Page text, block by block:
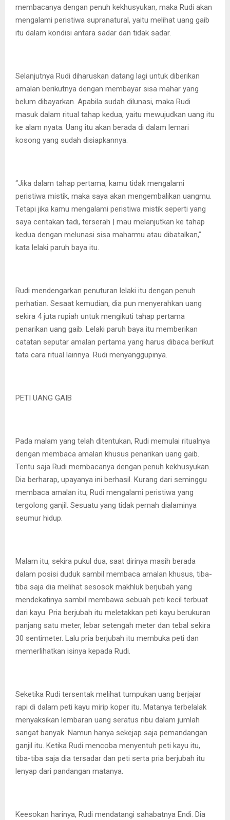
membacanya dengan penuh kekhusyukan, maka Rudi akan
mengalami peristiwa supranatural, yaitu melihat uang gaib
itu dalam kondisi antara sadar dan tidak sadar.
Selanjutnya Rudi diharuskan datang lagi untuk diberikan
amalan berikutnya dengan membayar sisa mahar yang
belum dibayarkan. Apabila sudah dilunasi, maka Rudi
masuk dalam ritual tahap kedua, yaitu mewujudkan uang itu
ke alam nyata. Uang itu akan berada di dalam lemari
kosong yang sudah disiapkannya.
“Jika dalam tahap pertama, kamu tidak mengalami
peristiwa mistik, maka saya akan mengembalikan uangmu.
Tetapi jika kamu mengalami peristiwa mistik seperti yang
saya ceritakan tadi, terserah | mau melanjutkan ke tahap
kedua dengan melunasi sisa maharmu atau dibatalkan,”
kata lelaki paruh baya itu.
Rudi mendengarkan penuturan lelaki itu dengan penuh
perhatian. Sesaat kemudian, dia pun menyerahkan uang
sekira 4 juta rupiah untuk mengikuti tahap pertama
penarikan uang gaib. Lelaki paruh baya itu memberikan
catatan seputar amalan pertama yang harus dibaca berikut
tata cara ritual lainnya. Rudi menyanggupinya.
PETI UANG GAIB
Pada malam yang telah ditentukan, Rudi memulai ritualnya
dengan membaca amalan khusus penarikan uang gaib.
Tentu saja Rudi membacanya dengan penuh kekhusyukan.
Dia berharap, upayanya ini berhasil. Kurang dari seminggu
membaca amalan itu, Rudi mengalami peristiwa yang
tergolong ganjil. Sesuatu yang tidak pernah dialaminya
seumur hidup.
Malam itu, sekira pukul dua, saat dirinya masih berada
dalam posisi duduk sambil membaca amalan khusus, tiba-
tiba saja dia melihat sesosok makhluk berjubah yang
mendekatinya sambil membawa sebuah peti kecil terbuat
dari kayu. Pria berjubah itu meletakkan peti kayu berukuran
panjang satu meter, lebar setengah meter dan tebal sekira
30 sentimeter. Lalu pria berjubah itu membuka peti dan
memerlihatkan isinya kepada Rudi.
Seketika Rudi tersentak melihat tumpukan uang berjajar
rapi di dalam peti kayu mirip koper itu. Matanya terbelalak
menyaksikan lembaran uang seratus ribu dalam jumlah
sangat banyak. Namun hanya sekejap saja pemandangan
ganjil itu. Ketika Rudi mencoba menyentuh peti kayu itu,
tiba-tiba saja dia tersadar dan peti serta pria berjubah itu
lenyap dari pandangan matanya.
Keesokan harinya, Rudi mendatangi sahabatnya Endi. Dia